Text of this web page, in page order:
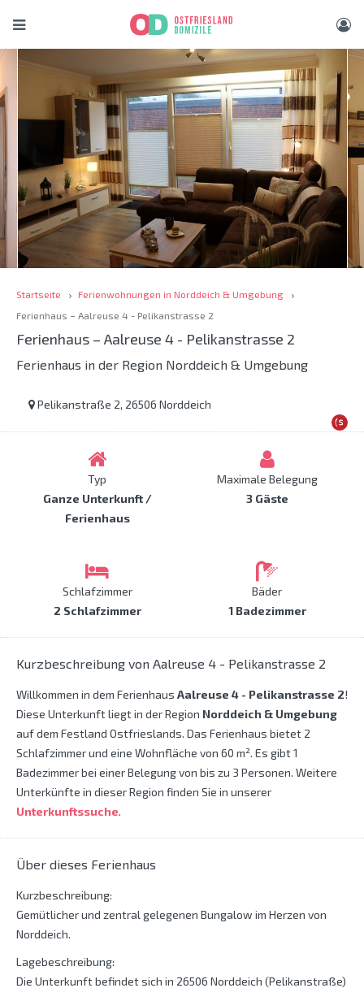
Startseite
Ferienwohnungen in Norddeich & Umgebung
Ferienhaus – Aalreuse 4 - Pelikanstrasse 2
Ferienhaus – Aalreuse 4 - Pelikanstrasse 2
Ferienhaus in der Region Norddeich & Umgebung
Pelikanstraße 2, 26506 Norddeich
Typ
Ganze Unterkunft /
Ferienhaus
Maximale Belegung
3 Gäste
Schlafzimmer
2 Schlafzimmer
Bäder
1 Badezimmer
Kurzbeschreibung von Aalreuse 4 - Pelikanstrasse 2
Willkommen in dem Ferienhaus Aalreuse 4 - Pelikanstrasse 2!
Diese Unterkunft liegt in der Region Norddeich & Umgebung
auf dem Festland Ostfrieslands. Das Ferienhaus bietet 2
Schlafzimmer und eine Wohnfläche von 60 m². Es gibt 1
Badezimmer bei einer Belegung von bis zu 3 Personen. Weitere
Unterkünfte in dieser Region finden Sie in unserer
Unterkunftssuche.
Über dieses Ferienhaus
Kurzbeschreibung:
Gemütlicher und zentral gelegenen Bungalow im Herzen von
Norddeich.
Lagebeschreibung:
Die Unterkunft befindet sich in 26506 Norddeich (Pelikanstraße)